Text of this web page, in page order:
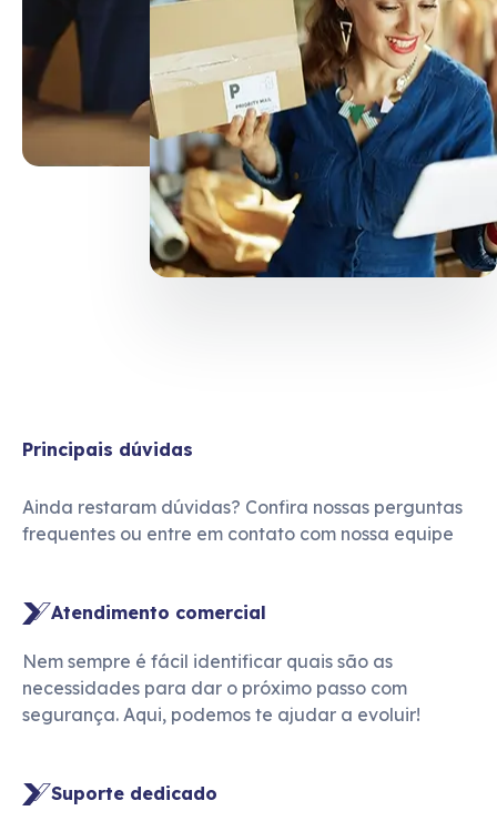
Principais dúvidas
Ainda restaram dúvidas? Confira nossas perguntas
frequentes ou entre em contato com nossa equipe
Atendimento comercial
Nem sempre é fácil identificar quais são as
necessidades para dar o próximo passo com
segurança. Aqui, podemos te ajudar a evoluir!
Suporte dedicado